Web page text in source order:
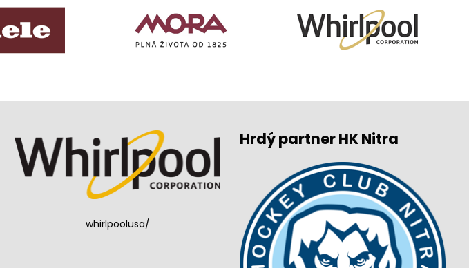
whirlpoolusa/
Hrdý partner HK Nitra